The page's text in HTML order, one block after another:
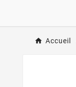
Accueil